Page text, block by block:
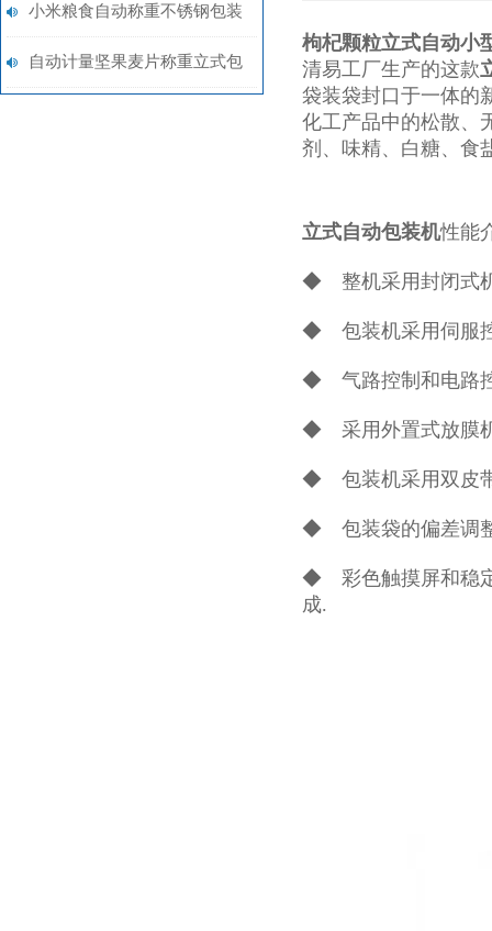
钢包装机厂家
小米粮食自动称重不锈钢包装
机品牌
自动计量坚果麦片称重立式包
枸杞颗粒立式自动小
清易工厂生产的这款
袋装袋封口于一体的
化工产品中的松散、
剂、味精、白糖、食
立式自动包装机性能
◆ 整机采用封闭式
◆ 包装机采用伺服
◆ 气路控制和电路
◆ 采用外置式放膜
◆ 包装机采用双皮带
◆ 包装袋的偏差调
◆ 彩色触摸屏和稳定
成.